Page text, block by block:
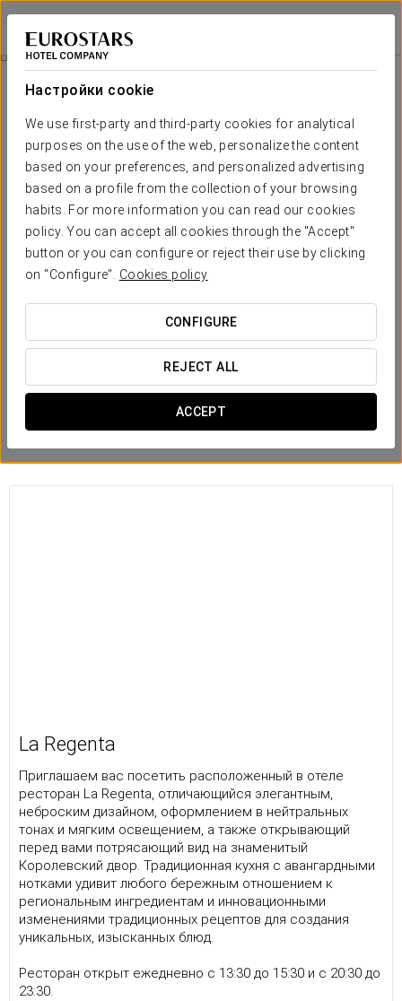
Настройки cookie
We use first-party and third-party cookies for analytical
purposes on the use of the web, personalize the content
based on your preferences, and personalized advertising
based on a profile from the collection of your browsing
habits. For more information you can read our cookies
policy. You can accept all cookies through the "Accept"
button or you can configure or reject their use by clicking
on "Configure". Cookies policy
CONFIGURE
REJECT ALL
ACCEPT
Eurostars Hotel de la Reconquista
ОВЬЕДО
Питание
La Regenta
Приглашаем вас посетить расположенный в отеле
ресторан La Regenta, отличающийся элегантным,
неброским дизайном, оформлением в нейтральных
тонах и мягким освещением, а также открывающий
перед вами потрясающий вид на знаменитый
Королевский двор. Традиционная кухня с авангардными
нотками удивит любого бережным отношением к
региональным ингредиентам и инновационными
изменениями традиционных рецептов для создания
уникальных, изысканных блюд.
Ресторан открыт ежедневно с 13:30 до 15:30 и с 20:30 до
23:30.